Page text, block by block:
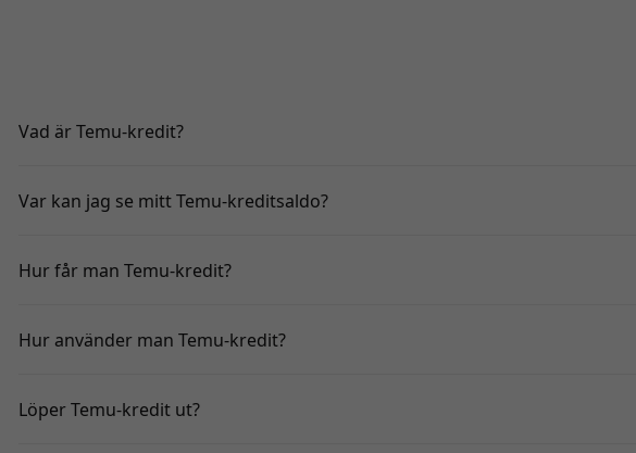
Vad är Temu-kredit?
Var kan jag se mitt Temu-kreditsaldo?
Hur får man Temu-kredit?
Hur använder man Temu-kredit?
Löper Temu-kredit ut?